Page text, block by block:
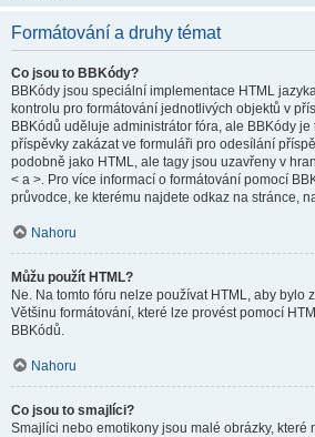
Formátování a druhy témat
Co jsou to BBKódy?
BBKódy jsou speciální implementace HTML
kontrolu pro formátování jednotlivých objektů v
BBKódů uděluje administrátor fóra, ale BBKódy
příspěvky zakázat ve formuláři pro odesílání
podobně jako HTML, ale tagy jsou uzavřeny v
< a >. Pro více informací o formátování pomocí
průvodce, ke kterému najdete odkaz na stránce,
Nahoru
Můžu použít HTML?
Ne. Na tomto fóru nelze používat HTML, aby bylo
Většinu formátování, které lze provést pomocí
BBKódů.
Nahoru
Co jsou to smajlíci?
Smajlíci nebo emotikony jsou malé obrázky, které